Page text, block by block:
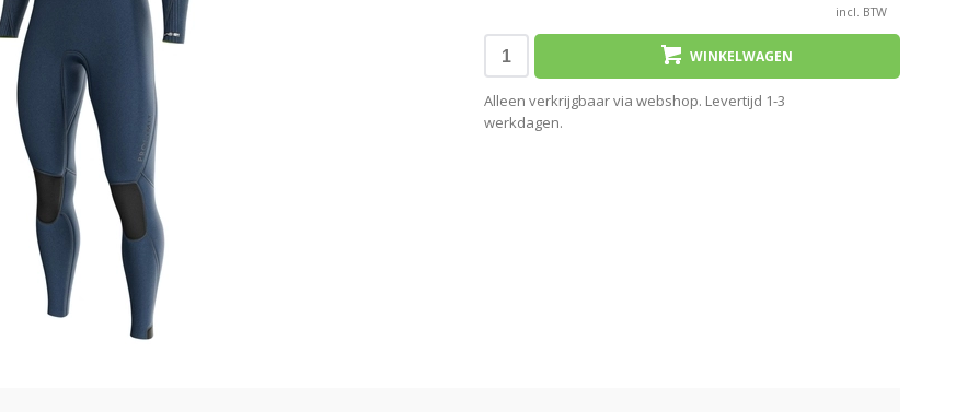
incl. BTW
WINKELWAGEN
Alleen verkrijgbaar via webshop. Levertijd 1-3
werkdagen.